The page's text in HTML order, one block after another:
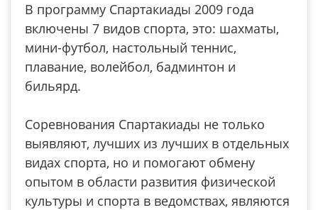
В программу Спартакиады 2009 года
включены 7 видов спорта, это: шахматы,
мини-футбол, настольный теннис,
плавание, волейбол, бадминтон и
бильярд.
Соревнования Спартакиады не только
выявляют, лучших из лучших в отдельных
видах спорта, но и помогают обмену
опытом в области развития физической
культуры и спорта в ведомствах, являются